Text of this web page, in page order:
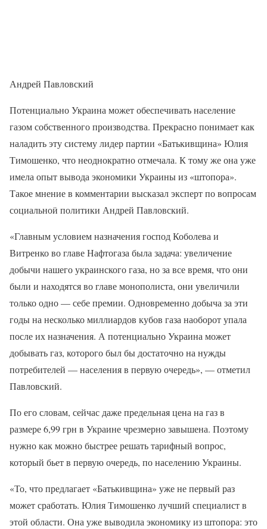
Андрей Павловский
Потенциально Украина может обеспечивать население
газом собственного производства. Прекрасно понимает как
наладить эту систему лидер партии «Батькивщина» Юлия
Тимошенко, что неоднократно отмечала. К тому же она уже
имела опыт вывода экономики Украины из «штопора».
Такое мнение в комментарии высказал эксперт по вопросам
социальноӥ политики Андрей Павловский.
«Главным условием назначения господ Коболева и
Витренко во главе Нафтогаза была задача: увеличение
добычи нашего украинского газа, но за все время, что они
были и находятся во главе монополиста, они увеличили
только одно — себе премии. Одновременно добыча за эти
годы на несколько миллиардов кубов газа наоборот упала
после их назначения. А потенциально Украина может
добывать газ, которого был бы достаточно на нужды
потребителей — населения в первую очередь», — отметил
Павловский.
По его словам, сейчас даже предельная цена на газ в
размере 6,99 грн в Украине чрезмерно завышена. Поэтому
нужно как можно быстрее решать тарифный вопрос,
который бьет в первую очередь, по населению Украины.
«То, что предлагает «Батькивщина» уже не первый раз
может сработать. Юлия Тимошенко лучший специалист в
этой области. Она уже выводила экономику из штопора: это